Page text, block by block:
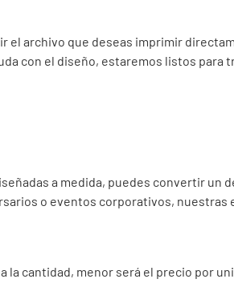
el archivo que deseas imprimir
con el diseño, estaremos listos para
a medida, puedes convertir un
o eventos corporativos,
la cantidad, menor será el precio por